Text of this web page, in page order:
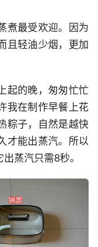
煮最受欢迎。因为
且轻油少烟，更加
起的晚，匆匆忙忙
我在制作早餐上花
粽子，自然是越快
才能出蒸汽。所以
蒸汽只需8秒。